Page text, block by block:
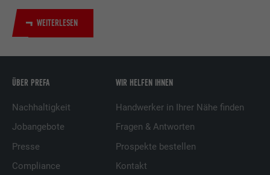
WEITERLESEN
ÜBER PREFA
Nachhaltigkeit
Jobangebote
Presse
Compliance
WIR HELFEN IHNEN
Handwerker in Ihrer Nähe finden
Fragen & Antworten
Prospekte bestellen
Kontakt
Name UserMatchHistory
Anbieter LinkedIn
mehreren Webseiten zu verfolgen, um
Präferenzen des Besuchers zu
präsentieren.